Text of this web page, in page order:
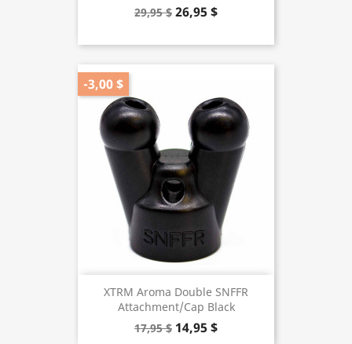
29,95 $ 26,95 $
XTRM Aroma Double SNFFR
Attachment/Cap Black
17,95 $ 14,95 $
-3,00 $